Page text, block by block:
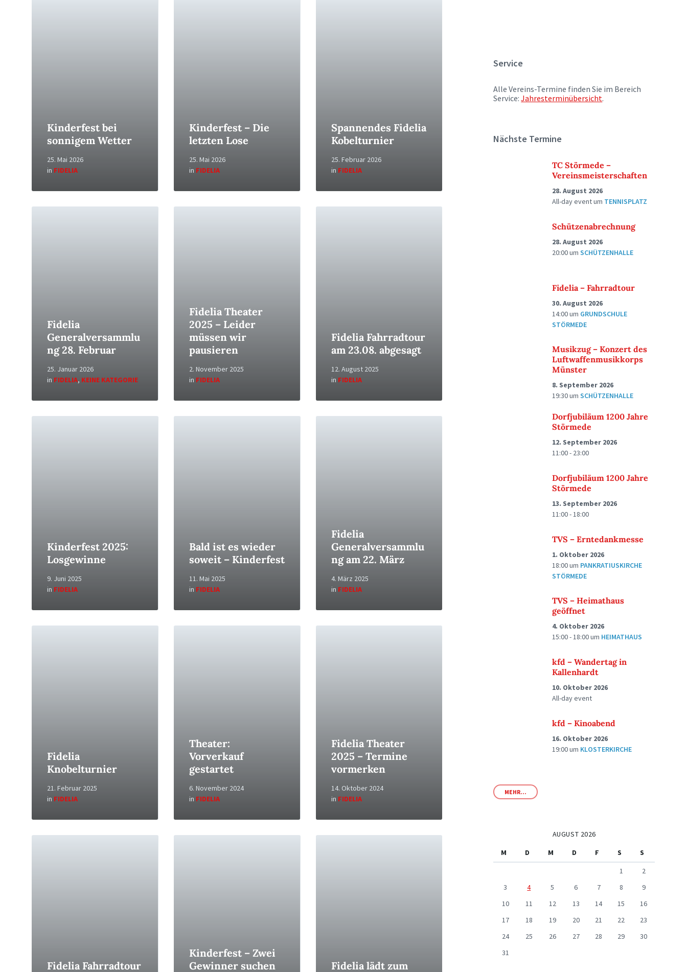
Kinderfest bei
sonnigem Wetter
25. Mai 2026
in FIDELIA
Kinderfest – Die
letzten Lose
25. Mai 2026
in FIDELIA
Spannendes Fidelia
Kobelturnier
25. Februar 2026
in FIDELIA
Fidelia
Generalversammlu
ng 28. Februar
25. Januar 2026
in FIDELIA, KEINE KATEGORIE
Fidelia Theater
2025 – Leider
müssen wir
pausieren
2. November 2025
in FIDELIA
Fidelia Fahrradtour
am 23.08. abgesagt
12. August 2025
in FIDELIA
Kinderfest 2025:
Losgewinne
9. Juni 2025
in FIDELIA
Bald ist es wieder
soweit – Kinderfest
11. Mai 2025
in FIDELIA
Fidelia
Generalversammlu
ng am 22. März
4. März 2025
in FIDELIA
Fidelia
Knobelturnier
21. Februar 2025
in FIDELIA
Theater:
Vorverkauf
gestartet
6. November 2024
in FIDELIA
Fidelia Theater
2025 – Termine
vormerken
14. Oktober 2024
in FIDELIA
Fidelia Fahrradtour
Kinderfest – Zwei
Gewinner suchen
Fidelia lädt zum
Service
Alle Vereins-Termine finden Sie im Bereich
Service:Jahresterminübersicht.
Nächste Termine
TC Störmede –
Vereinsmeisterschaften
28. August 2026
All-day eventum TENNISPLATZ
Schützenabrechnung
28. August 2026
20:00umSCHÜTZENHALLE
Fidelia – Fahrradtour
30. August 2026
14:00um GRUNDSCHULE
STÖRMEDE
Musikzug – Konzert des
Luftwaffenmusikkorps
Münster
8. September 2026
19:30umSCHÜTZENHALLE
Dorfjubiläum 1200 Jahre
Störmede
12. September 2026
11:00 - 23:00
Dorfjubiläum 1200 Jahre
Störmede
13. September 2026
11:00 - 18:00
TVS – Erntedankmesse
1. Oktober 2026
18:00um PANKRATIUSKIRCHE
STÖRMEDE
TVS – Heimathaus
geöffnet
4. Oktober 2026
15:00 - 18:00um HEIMATHAUS
kfd – Wandertag in
Kallenhardt
10. Oktober 2026
All-day event
kfd – Kinoabend
16. Oktober 2026
19:00um KLOSTERKIRCHE
MEHR...
AUGUST 2026
M
D M D F S
S
1
2
3
4 5 6 7 8
9
10
11 12 13 14 15
16
17
18 19 20 21 22
23
24
25 26 27 28 29
30
31